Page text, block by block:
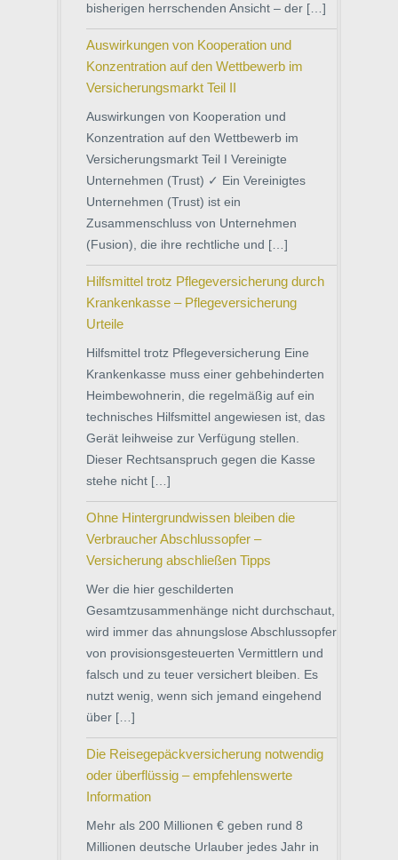
bisherigen herrschenden Ansicht – der […]
Auswirkungen von Kooperation und
Konzentration auf den Wettbewerb im
Versicherungsmarkt Teil II
Auswirkungen von Kooperation und
Konzentration auf den Wettbewerb im
Versicherungsmarkt Teil I Vereinigte
Unternehmen (Trust) ✓ Ein Vereinigtes
Unternehmen (Trust) ist ein
Zusammenschluss von Unternehmen
(Fusion), die ihre rechtliche und […]
Hilfsmittel trotz Pflegeversicherung durch
Krankenkasse – Pflegeversicherung
Urteile
Hilfsmittel trotz Pflegeversicherung Eine
Krankenkasse muss einer gehbehinderten
Heimbewohnerin, die regelmäßig auf ein
technisches Hilfsmittel angewiesen ist, das
Gerät leihweise zur Verfügung stellen.
Dieser Rechtsanspruch gegen die Kasse
stehe nicht […]
Ohne Hintergrundwissen bleiben die
Verbraucher Abschlussopfer –
Versicherung abschließen Tipps
Wer die hier geschilderten
Gesamtzusammenhänge nicht durchschaut,
wird immer das ahnungslose Abschlussopfer
von provisionsgesteuerten Vermittlern und
falsch und zu teuer versichert bleiben. Es
nutzt wenig, wenn sich jemand eingehend
über […]
Die Reisegepäckversicherung notwendig
oder überflüssig – empfehlenswerte
Information
Mehr als 200 Millionen € geben rund 8
Millionen deutsche Urlauber jedes Jahr in